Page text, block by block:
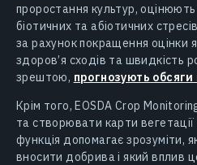
проростання культур, оцінюють
біотичних та абіотичних
за рахунок покращення оцінки
здоров’я сходів та швидкість
зрештою, прогнозують
Крім того, EOSDA Crop
та створювати карти
функція допомагає зрозуміти,
вносити добрива і який вплив